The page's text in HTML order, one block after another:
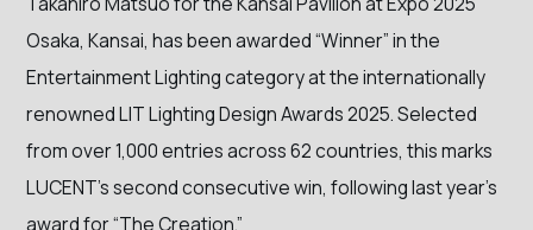
Osaka, Kansai, has been awarded “Winner” in the
Entertainment Lighting category at the internationally
renowned LIT Lighting Design Awards 2025. Selected
from over 1,000 entries across 62 countries, this marks
LUCENT’s second consecutive win, following last year’s
award for “The Creation.”